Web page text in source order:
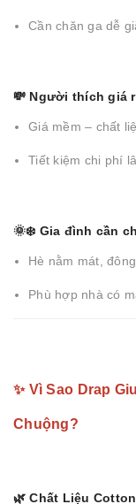
Cần chăn ga dễ
💸 Người thích giá
Giá mềm – chất
Tiết kiệm chi phí
🌞❄️ Gia đình cần
Hè nằm mát,
Phù hợp nhà có
✨ Vì Sao Drap
Chuộng?
🌿 Chất Liệu